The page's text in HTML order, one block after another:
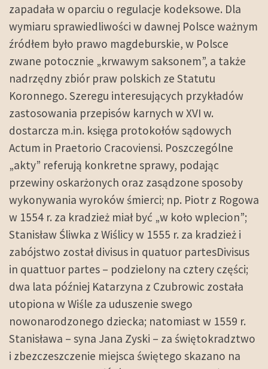
zapadała w oparciu o regulacje kodeksowe. Dla
wymiaru sprawiedliwości w dawnej Polsce ważnym
źródłem było prawo magdeburskie, w Polsce
zwane potocznie „krwawym saksonem”, a także
nadrzędny zbiór praw polskich ze Statutu
Koronnego. Szeregu interesujących przykładów
zastosowania przepisów karnych w XVI w.
dostarcza m.in. księga protokołów sądowych
Actum in Praetorio Cracoviensi. Poszczególne
„akty” referują konkretne sprawy, podając
przewiny oskarżonych oraz zasądzone sposoby
wykonywania wyroków śmierci; np. Piotr z Rogowa
w 1554 r. za kradzież miał być „w koło wplecion”;
Stanisław Śliwka z Wiślicy w 1555 r. za kradzież i
zabójstwo został divisus in quatuor partesDivisus
in quattuor partes – podzielony na cztery części;
dwa lata później Katarzyna z Czubrowic została
utopiona w Wiśle za uduszenie swego
nowonarodzonego dziecka; natomiast w 1559 r.
Stanisława – syna Jana Zyski – za świętokradztwo
i zbezczeszczenie miejsca świętego skazano na